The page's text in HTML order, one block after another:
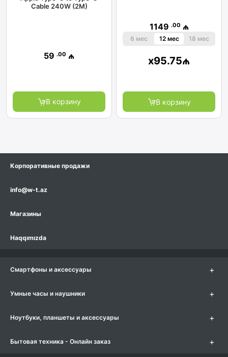
Cable 240W (2M)
59 .00 ₼
В корзину
1149 .00 ₼
6 мес 12 мес 18 мес
x95.75₼
В корзину
Корпоративные продажи
info@w-t.az
Магазины
Haqqımızda
Смартфоны и аксессуары +
Умные часы и наушники +
Ноутбуки, планшеты и аксессуары +
Бытовая техника - Онлайн заказ +